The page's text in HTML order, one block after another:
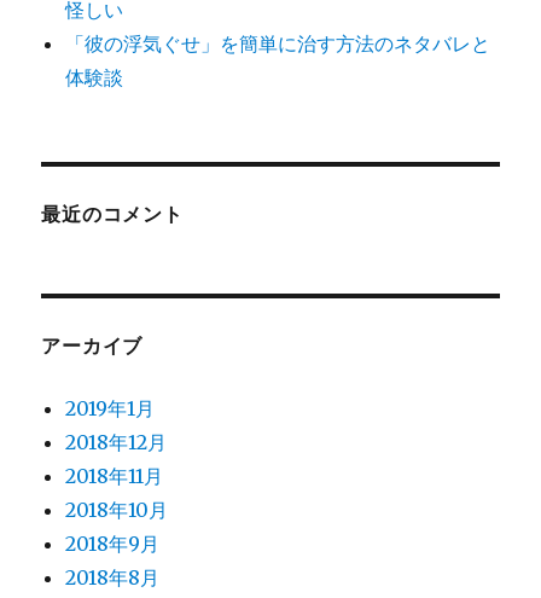
怪しい
「彼の浮気ぐせ」を簡単に治す方法のネタバレと
体験談
最近のコメント
アーカイブ
2019年1月
2018年12月
2018年11月
2018年10月
2018年9月
2018年8月